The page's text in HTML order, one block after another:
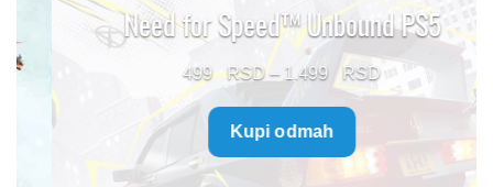
Need for Speed™ Unbound PS5
– 1.499
Price
range:
through
Kupi odmah